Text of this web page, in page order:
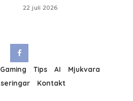
22 juli 2026
Gaming Tips AI
Mjukvara
Kontakt